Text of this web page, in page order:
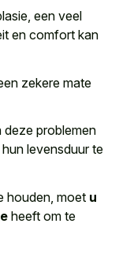
een veel
en comfort kan
zekere mate
deze problemen
levensduur te
houden, moet u
heeft om te